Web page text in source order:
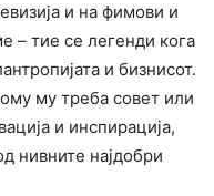
и на фимови и
– тие се легенди кога
и бизнисот.
му треба совет или
и инспирација,
нивните најдобри